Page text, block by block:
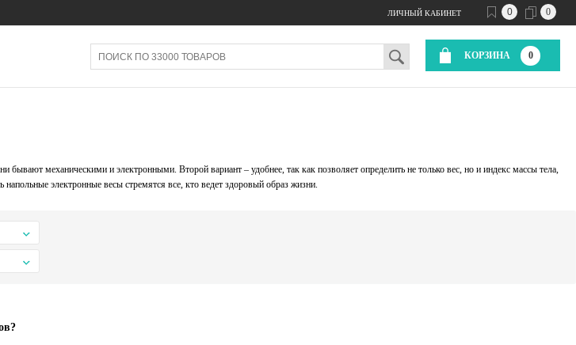
0 0
ЛИЧНЫЙ КАБИНЕТ
КОРЗИНА 0
бывают механическими и электронными. Второй вариант – удобнее, так как позволяет определить не только вес, но и индекс массы тела,
электронные весы стремятся все, кто ведет здоровый образ жизни.